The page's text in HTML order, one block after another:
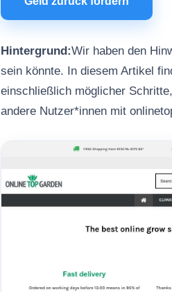
Hintergrund:Wir haben den
sein könnte. In diesem Artikel
einschließlich möglicher
andere Nutzer*innen mit